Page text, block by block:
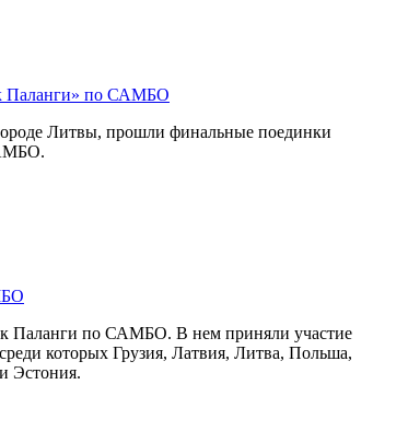
Паланги» по САМБО
Литвы, прошли финальные поединки
Паланги по САМБО. В нем приняли участие
которых Грузия, Латвия, Литва, Польша,
Эстония.